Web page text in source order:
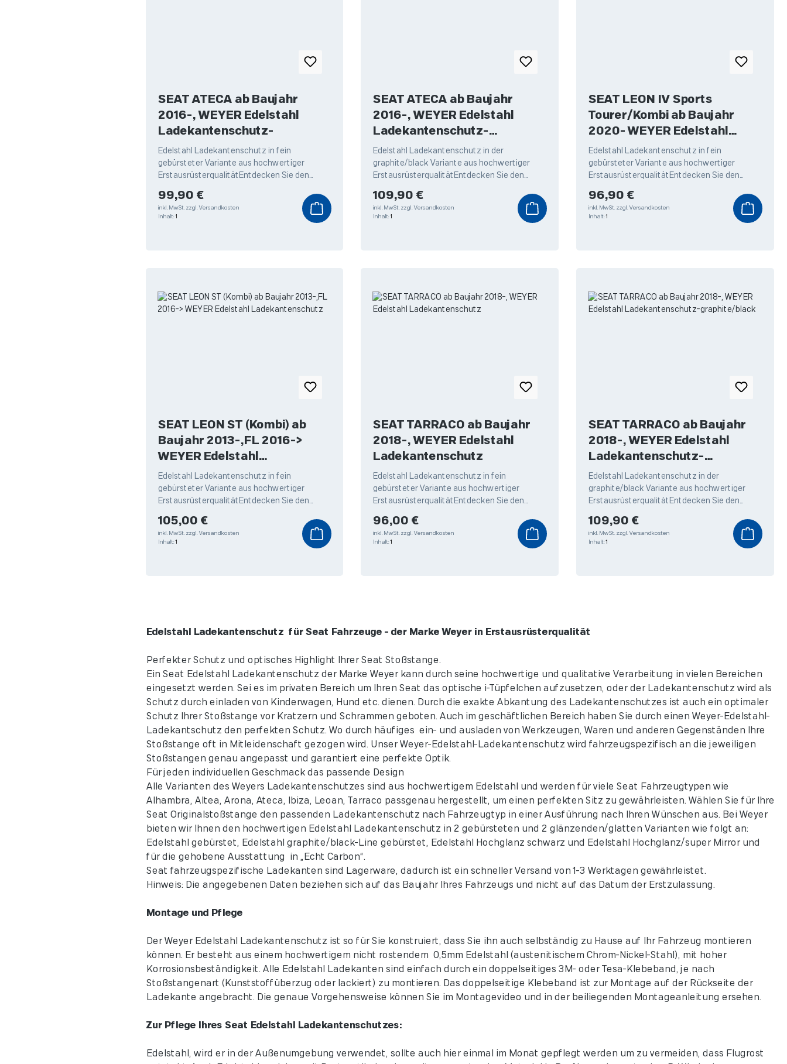
SEAT ATECA ab Baujahr
2016-, WEYER Edelstahl
Ladekantenschutz-
Edelstahl Ladekantenschutz in fein
gebürsteter Variante aus hochwertiger
ErstausrüsterqualitätEntdecken Sie den
von Weyer,
Regulärer Preis:
99,90 €
inkl. MwSt. zzgl. Versandkosten
Inhalt: 1
SEAT ATECA ab Baujahr
2016-, WEYER Edelstahl
Ladekantenschutz-
graphite/black Line
Edelstahl Ladekantenschutz in der
graphite/black Variante aus hochwertiger
ErstausrüsterqualitätEntdecken Sie den
von Weyer,
Regulärer Preis:
109,90 €
inkl. MwSt. zzgl. Versandkosten
Inhalt:1
SEAT LEON IV Sports
Tourer/Kombi ab Baujahr
2020- WEYER Edelstahl
Ladekantenschutz
Edelstahl Ladekantenschutz in fein
gebürsteter Variante aus hochwertiger
ErstausrüsterqualitätEntdecken Sie den
von Weyer,
Regulärer Preis:
96,90 €
inkl. MwSt. zzgl. Versandkosten
Inhalt:1
SEAT LEON ST (Kombi) ab
Baujahr 2013-,FL 2016->
WEYER Edelstahl
Ladekantenschutz
Edelstahl Ladekantenschutz in fein
gebürsteter Variante aus hochwertiger
ErstausrüsterqualitätEntdecken Sie den
von Weyer,
Regulärer Preis:
105,00 €
inkl. MwSt. zzgl. Versandkosten
Inhalt: 1
SEAT TARRACO ab Baujahr
2018-, WEYER Edelstahl
Ladekantenschutz
Edelstahl Ladekantenschutz in fein
gebürsteter Variante aus hochwertiger
ErstausrüsterqualitätEntdecken Sie den
von Weyer,
Regulärer Preis:
96,00 €
inkl. MwSt. zzgl. Versandkosten
Inhalt:1
SEAT TARRACO ab Baujahr
2018-, WEYER Edelstahl
Ladekantenschutz-
graphite/black
Edelstahl Ladekantenschutz in der
graphite/black Variante aus hochwertiger
ErstausrüsterqualitätEntdecken Sie den
von Weyer,
Regulärer Preis:
109,90 €
inkl. MwSt. zzgl. Versandkosten
Inhalt:1
Edelstahl Ladekantenschutz für Seat Fahrzeuge - der Marke Weyer in Erstausrüsterqualität
Perfekter Schutz und optisches Highlight Ihrer Seat Stoßstange.
Ein Seat Edelstahl Ladekantenschutz der Marke Weyer kann durch seine hochwertige und qualitative Verarbeitung in vielen Bereichen
eingesetzt werden. Sei es im privaten Bereich um Ihren Seat das optische i-Tüpfelchen aufzusetzen, oder der Ladekantenschutz wird als
Schutz durch einladen von Kinderwagen, Hund etc. dienen. Durch die exakte Abkantung des Ladekantenschutzes ist auch ein optimaler
Schutz Ihrer Stoßstange vor Kratzern und Schrammen geboten. Auch im geschäftlichen Bereich haben Sie durch einen Weyer-Edelstahl-
Ladekantschutz den perfekten Schutz. Wo durch häufiges ein- und ausladen von Werkzeugen, Waren und anderen Gegenständen Ihre
Stoßstange oft in Mitleidenschaft gezogen wird. Unser Weyer-Edelstahl-Ladekantenschutz wird fahrzeugspezifisch an die jeweiligen
Stoßstangen genau angepasst und garantiert eine perfekte Optik.
Für jeden individuellen Geschmack das passende Design
Alle Varianten des Weyers Ladekantenschutzes sind aus hochwertigem Edelstahl und werden für viele Seat Fahrzeugtypen wie
Alhambra, Altea, Arona, Ateca, Ibiza, Leoan, Tarraco passgenau hergestellt, um einen perfekten Sitz zu gewährleisten. Wählen Sie für Ihre
Seat Originalstoßstange den passenden Ladekantenschutz nach Fahrzeugtyp in einer Ausführung nach Ihren Wünschen aus. Bei Weyer
bieten wir Ihnen den hochwertigen Edelstahl Ladekantenschutz in 2 gebürsteten und 2 glänzenden/glatten Varianten wie folgt an:
Edelstahl gebürstet, Edelstahl graphite/black-Line gebürstet, Edelstahl Hochglanz schwarz und Edelstahl Hochglanz/super Mirror und
für die gehobene Ausstattung in „Echt Carbon“.
Seat fahrzeugspezifische Ladekanten sind Lagerware, dadurch ist ein schneller Versand von 1-3 Werktagen gewährleistet.
Hinweis: Die angegebenen Daten beziehen sich auf das Baujahr Ihres Fahrzeugs und nicht auf das Datum der Erstzulassung.
Montage und Pflege
Der Weyer Edelstahl Ladekantenschutz ist so für Sie konstruiert, dass Sie ihn auch selbständig zu Hause auf Ihr Fahrzeug montieren
können. Er besteht aus einem hochwertigem nicht rostendem 0,5mm Edelstahl (austenitischem Chrom-Nickel-Stahl), mit hoher
Korrosionsbeständigkeit. Alle Edelstahl Ladekanten sind einfach durch ein doppelseitiges 3M- oder Tesa-Klebeband, je nach
Stoßstangenart (Kunststoffüberzug oder lackiert) zu montieren. Das doppelseitige Klebeband ist zur Montage auf der Rückseite der
Ladekante angebracht. Die genaue Vorgehensweise können Sie im Montagevideo und in der beiliegenden Montageanleitung ersehen.
Zur Pflege Ihres Seat Edelstahl Ladekantenschutzes:
Edelstahl, wird er in der Außenumgebung verwendet, sollte auch hier einmal im Monat gepflegt werden um zu vermeiden, dass Flugrost